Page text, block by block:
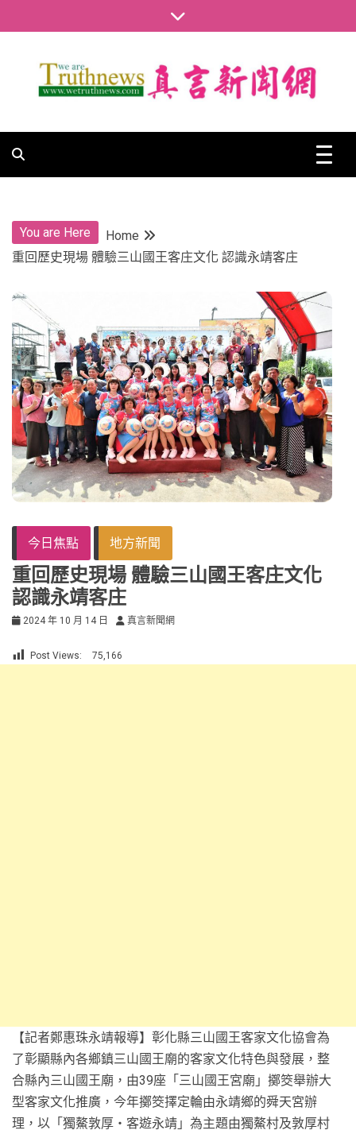
to
真言新聞網
You are Here
Home
重回歷史現場 體驗三山國王客庄文化 認識永靖客庄
今日焦點 地方新聞
重回歷史現場 體驗三山國王客庄文化
認識永靖客庄
2024 年 10 月 14 日 真言新聞網
Post Views: 75,166
【記者鄭惠珠永靖報導】彰化縣三山國王客家文化協會為
了彰顯縣內各鄉鎮三山國王廟的客家文化特色與發展，整
合縣內三山國王廟，由39座「三山國王宮廟」擲筊舉辦大
型客家文化推廣，今年擲筊擇定輪由永靖鄉的舜天宮辦
理，以「獨鰲敦厚‧客遊永靖」為主題由獨鰲村及敦厚村